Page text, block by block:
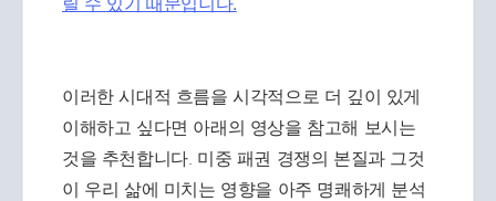
이러한 시대적 흐름을 시각적으로 더 깊이 있게
이해하고 싶다면 아래의 영상을 참고해 보시는
것을 추천합니다. 미중 패권 경쟁의 본질과 그것
이 우리 삶에 미치는 영향을 아주 명쾌하게 분석